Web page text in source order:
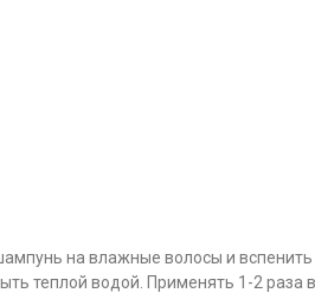
на влажные волосы и
теплой водой. Применять 1-2 раза